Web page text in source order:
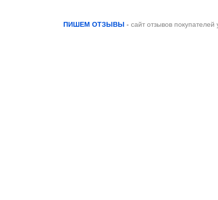
ПИШЕМ ОТЗЫВЫ - сайт отзывов покупателей